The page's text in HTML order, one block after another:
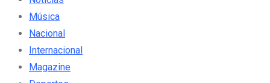
Música
Nacional
Internacional
Magazine